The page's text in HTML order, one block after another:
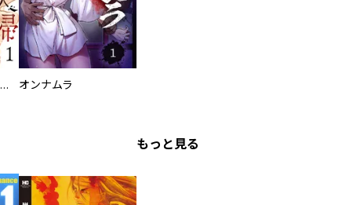
バラバラ夫婦～手足をなくした夫はまだ生きてる オンナムラ
もっと見る